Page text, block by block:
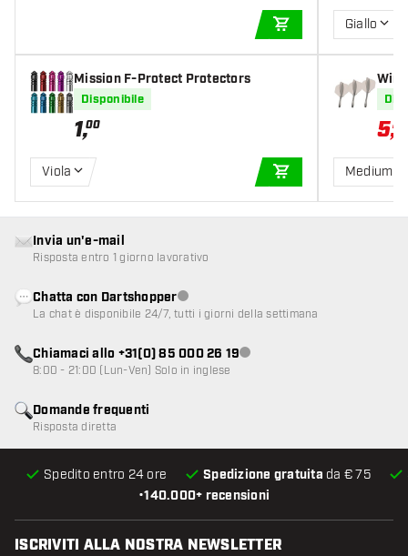
AGGIUNGI AL
Mission F-Protect Protectors
Disponibile
1,00
Viola
AGGIUNGI AL
Giallo
5,22
Medium
•140.000+ recensioni
Spedito entro 24 ore Spedizione gratuita da € 75
Domande frequenti
Risposta diretta
Invia un'e-mail
Risposta entro 1 giorno lavorativo
Chatta con DartshopperServizio clienti non disponibile
La chat è disponibile 24/7, tutti i giorni della settimana
Chiamaci allo +31(0) 85 000 26 19Servizio clienti non disponibile
8:00 - 21:00 (Lun-Ven) Solo in inglese
ISCRIVITI ALLA NOSTRA NEWSLETTER